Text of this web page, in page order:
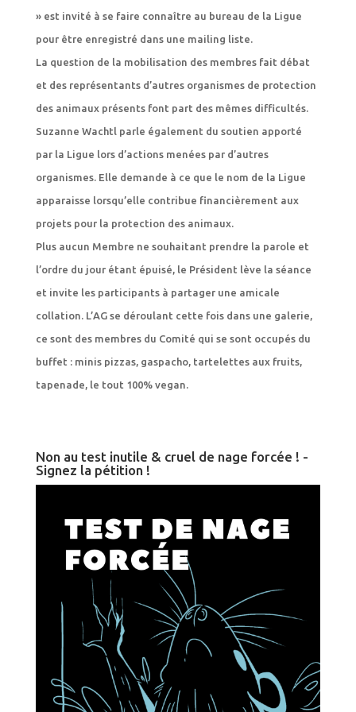
» est invité à se faire connaître au bureau de la Ligue
pour être enregistré dans une mailing liste.
La question de la mobilisation des membres fait débat
et des représentants d’autres organismes de protection
des animaux présents font part des mêmes difficultés.
Suzanne Wachtl parle également du soutien apporté
par la Ligue lors d’actions menées par d’autres
organismes. Elle demande à ce que le nom de la Ligue
apparaisse lorsqu’elle contribue financièrement aux
projets pour la protection des animaux.
Plus aucun Membre ne souhaitant prendre la parole et
l’ordre du jour étant épuisé, le Président lève la séance
et invite les participants à partager une amicale
collation. L’AG se déroulant cette fois dans une galerie,
ce sont des membres du Comité qui se sont occupés du
buffet : minis pizzas, gaspacho, tartelettes aux fruits,
tapenade, le tout 100% vegan.
Non au test inutile & cruel de nage forcée ! -
Signez la pétition !